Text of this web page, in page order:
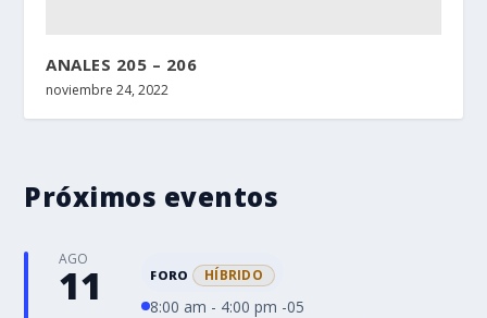
ANALES 205 – 206
noviembre 24, 2022
Próximos eventos
AGO
11 FORO HÍBRIDO
8:00 am - 4:00 pm -05